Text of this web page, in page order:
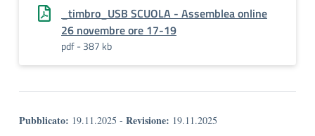
_timbro_USB SCUOLA - Assemblea online
26 novembre ore 17-19
pdf - 387 kb
Pubblicato: 19.11.2025 - Revisione: 19.11.2025